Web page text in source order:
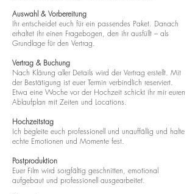
Auswahl & Vorbereitung
Ihr entscheidet euch für ein passendes Paket. Danach
erhaltet ihr einen Fragebogen, den ihr ausfüllt – als
Grundlage für den Vertrag.
Vertrag & Buchung
Nach Klärung aller Details wird der Vertrag erstellt. Mit
der Bestätigung ist euer Termin verbindlich reserviert.
Etwa eine Woche vor der Hochzeit schickt ihr mir euren
Ablaufplan mit Zeiten und Locations.
Hochzeitstag
Ich begleite euch professionell und unauffällig und halte
echte Emotionen und Momente fest.
Postproduktion
Euer Film wird sorgfältig geschnitten, emotional
aufgebaut und professionell ausgearbeitet.